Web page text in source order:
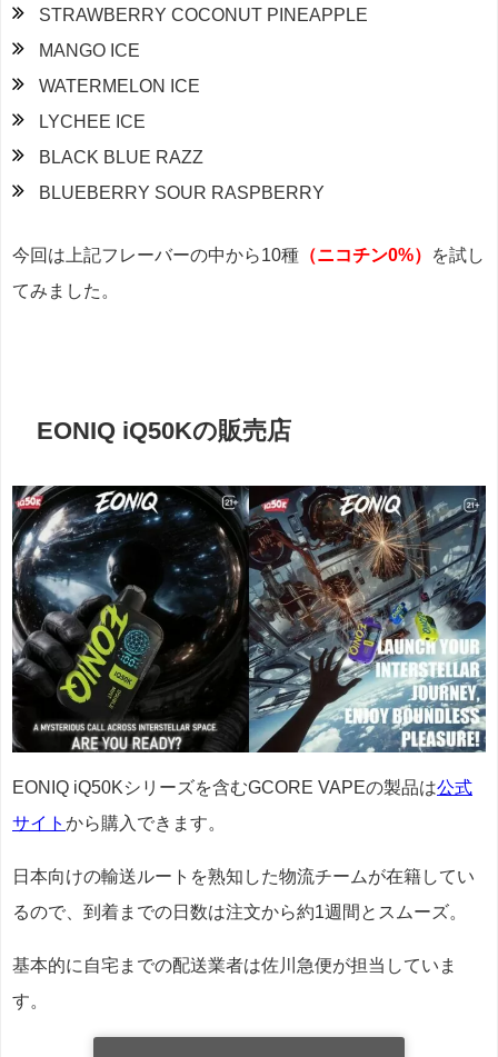
STRAWBERRY COCONUT PINEAPPLE
MANGO ICE
WATERMELON ICE
LYCHEE ICE
BLACK BLUE RAZZ
BLUEBERRY SOUR RASPBERRY
今回は上記フレーバーの中から10種 （ニコチン0%）
を試し
てみました。
EONIQ iQ50Kの販売店
EONIQ iQ50Kシリーズを含むGCORE VAPEの製品は公式
サイト から購入できます。
日本向けの輸送ルートを熟知した物流チームが在籍してい
るので、到着までの日数は注文から約1週間とスムーズ。
基本的に自宅までの配送業者は佐川急便が担当していま
す。